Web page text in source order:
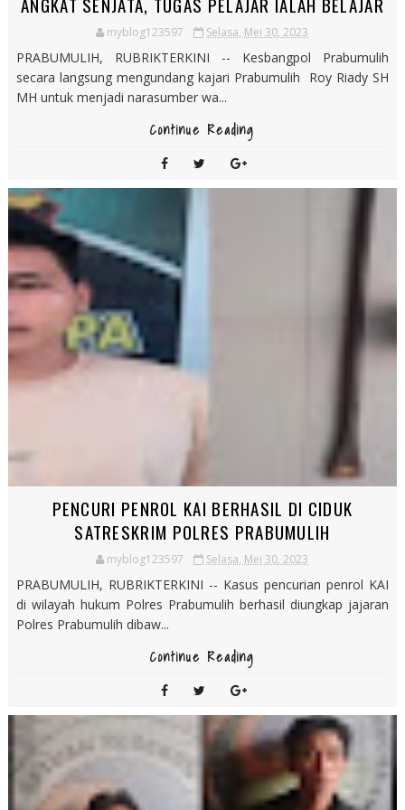
myblog123597 Selasa, Mei 30, 2023
PRABUMULIH, RUBRIKTERKINI -- Kesbangpol Prabumulih
secara langsung mengundang kajari Prabumulih Roy Riady SH
MH untuk menjadi narasumber wa...
Continue Reading
PENCURI PENROL KAI BERHASIL DI CIDUK
SATRESKRIM POLRES PRABUMULIH
myblog123597 Selasa, Mei 30, 2023
PRABUMULIH, RUBRIKTERKINI -- Kasus pencurian penrol KAI
di wilayah hukum Polres Prabumulih berhasil diungkap jajaran
Polres Prabumulih dibaw...
Continue Reading